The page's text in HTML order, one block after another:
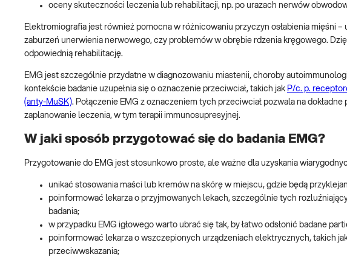
oceny skuteczności leczenia lub rehabilitacji, np. po urazach nerwów
Elektromiografia jest również pomocna w różnicowaniu przyczyn osłabienia mięśni
zaburzeń unerwienia nerwowego, czy problemów w obrębie rdzenia kręgowego.
odpowiednią rehabilitację.
EMG jest szczególnie przydatne w diagnozowaniu miastenii, choroby
kontekście badanie uzupełnia się o oznaczenie przeciwciał, takich jak P/c. p.
(anty-MuSK). Połączenie EMG z oznaczeniem tych przeciwciał pozwala na
zaplanowanie leczenia, w tym terapii immunosupresyjnej.
W jaki sposób przygotować się do badania EMG?
Przygotowanie do EMG jest stosunkowo proste, ale ważne dla uzyskania
unikać stosowania maści lub kremów na skórę w miejscu, gdzie będą
poinformować lekarza o przyjmowanych lekach, szczególnie tych
badania;
w przypadku EMG igłowego warto ubrać się tak, by łatwo odsłonić badane
poinformować lekarza o wszczepionych urządzeniach elektrycznych, takich
przeciwwskazania;